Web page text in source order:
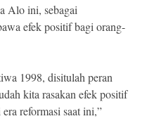
Alo ini, sebagai
efek positif bagi orang-
1998, disitulah peran
kita rasakan efek positif
reformasi saat ini,”